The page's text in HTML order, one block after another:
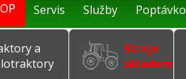
Servis Služby
a
Stroje
skladem